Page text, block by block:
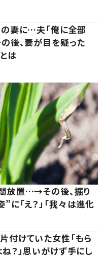
の妻に…夫「俺に全部
後、妻が目を疑った
は
放置…→その後、掘り
「え？」「我々は進化
付けていた女性「もら
？」思いがけず手にし